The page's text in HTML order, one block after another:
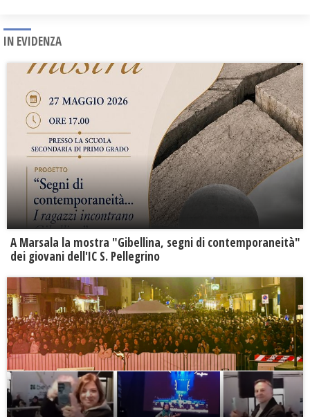
IN EVIDENZA
A Marsala la mostra "Gibellina, segni di contemporaneità"
dei giovani dell'IC S. Pellegrino